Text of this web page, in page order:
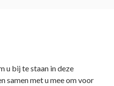
u bij te staan in deze
samen met u mee om voor